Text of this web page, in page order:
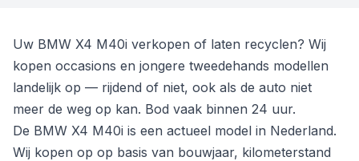
Uw BMW X4 M40i verkopen of laten recyclen? Wij
kopen occasions en jongere tweedehands modellen
landelijk op — rijdend of niet, ook als de auto niet
meer de weg op kan. Bod vaak binnen 24 uur.
De BMW X4 M40i is een actueel model in Nederland.
Wij kopen op op basis van bouwjaar, kilometerstand